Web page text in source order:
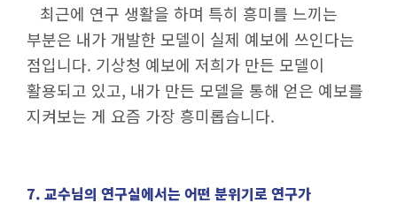
최근에 연구 생활을 하며 특히 흥미를 느끼는
부분은 내가 개발한 모델이 실제 예보에 쓰인다는
점입니다. 기상청 예보에 저희가 만든 모델이
활용되고 있고, 내가 만든 모델을 통해 얻은 예보를
지켜보는 게 요즘 가장 흥미롭습니다.
7. 교수님의 연구실에서는 어떤 분위기로 연구가